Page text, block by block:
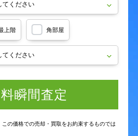
上階 角部屋
瞬間査定
の価格での売却・買取をお約束するものでは